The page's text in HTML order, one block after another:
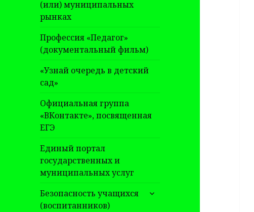
(или) муниципальных
рынках
Профессия «Педагог»
(документальный фильм)
«Узнай очередь в детский
сад»
Официальная группа
«ВКонтакте», посвященная
ЕГЭ
Единый портал
государственных и
муниципальных услуг
Безопасность учащихся
(воспитанников)
раскрыть